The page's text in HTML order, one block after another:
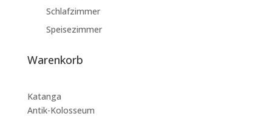
Schlafzimmer
Speisezimmer
Warenkorb
Katanga
Antik-Kolosseum